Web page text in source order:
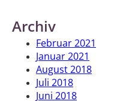
Archiv
Februar 2021
Januar 2021
August 2018
Juli 2018
Juni 2018